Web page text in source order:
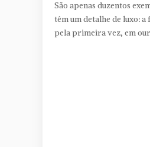
São apenas duzentos
têm um detalhe de luxo: a
pela primeira vez, em